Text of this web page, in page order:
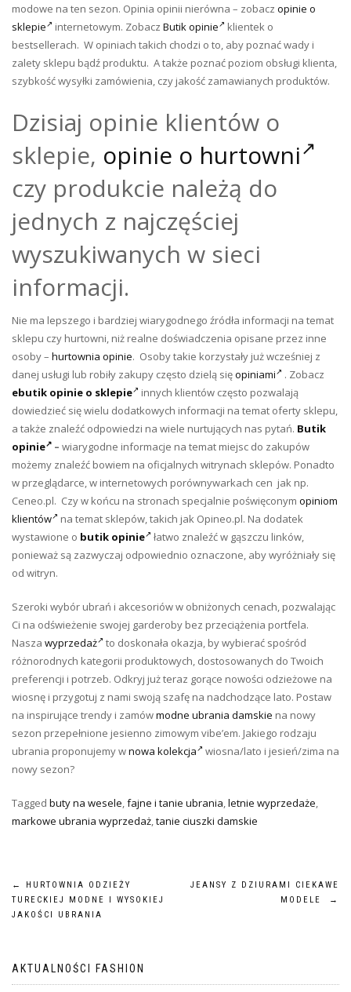
modowe na ten sezon. Opinia opinii nierówna – zobacz opinie o
sklepie
internetowym. Zobacz Butik opinie
klientek o
bestsellerach. W opiniach takich chodzi o to, aby poznać wady i
zalety sklepu bądź produktu. A także poznać poziom obsługi klienta,
szybkość wysyłki zamówienia, czy jakość zamawianych produktów.
Dzisiaj opinie klientów o
sklepie, opinie o hurtowni
czy produkcie należą do
jednych z najczęściej
wyszukiwanych w sieci
informacji.
Nie ma lepszego i bardziej wiarygodnego źródła informacji na temat
sklepu czy hurtowni, niż realne doświadczenia opisane przez inne
osoby – hurtownia opinie. Osoby takie korzystały już wcześniej z
danej usługi lub robiły zakupy często dzielą sięopiniami
. Zobacz
ebutik opinie o sklepie
innych klientów często pozwalają
dowiedzieć się wielu dodatkowych informacji na temat oferty sklepu,
a także znaleźć odpowiedzi na wiele nurtujących nas pytań. Butik
opinie
– wiarygodne informacje na temat miejsc do zakupów
możemy znaleźć bowiem na oficjalnych witrynach sklepów. Ponadto
w przeglądarce, w internetowych porównywarkach cen jak np.
Ceneo.pl. Czy w końcu na stronach specjalnie poświęconym opiniom
klientów
na temat sklepów, takich jak Opineo.pl. Na dodatek
wystawione o butik opinie
łatwo znaleźć w gąszczu linków,
ponieważ są zazwyczaj odpowiednio oznaczone, aby wyróżniały się
od witryn.
Szeroki wybór ubrań i akcesoriów w obniżonych cenach, pozwalając
Ci na odświeżenie swojej garderoby bez przeciążenia portfela.
Nasza wyprzedaż
to doskonała okazja, by wybierać spośród
różnorodnych kategorii produktowych, dostosowanych do Twoich
preferencji i potrzeb. Odkryj już teraz gorące nowości odzieżowe na
wiosnę i przygotuj z nami swoją szafę na nadchodzące lato. Postaw
na inspirujące trendy i zamówmodne ubrania damskie na nowy
sezon przepełnione jesienno zimowym vibe’em. Jakiego rodzaju
ubrania proponujemy wnowa kolekcja
wiosna/lato i jesień/zima na
nowy sezon?
Tagged buty na wesele,fajne i tanie ubrania,letnie wyprzedaże,
markowe ubrania wyprzedaż,tanie ciuszki damskie
Nawigacja
wpisu
←
HURTOWNIA ODZIEŻY
TURECKIEJ MODNE I WYSOKIEJ
JAKOŚCI UBRANIA
JEANSY Z DZIURAMI CIEKAWE
MODELE
→
AKTUALNOŚCI FASHION